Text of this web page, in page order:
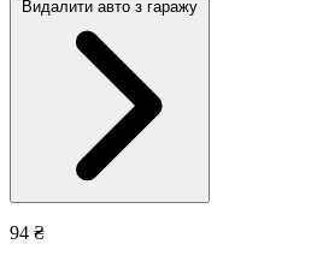
Видалити авто з гаражу
94 ₴